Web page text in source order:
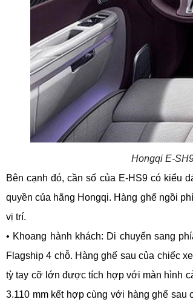
Hongqi E-
Bên cạnh đó, cần số của E-HS9 có kiểu
quyền của hãng Hongqi. Hàng ghế ngồi
vị trí.
• Khoang hành khách: Di chuyển sang
Flagship 4 chỗ. Hàng ghế sau của chiếc
tỳ tay cỡ lớn được tích hợp với màn hình
3.110 mm kết hợp cùng với hàng ghế